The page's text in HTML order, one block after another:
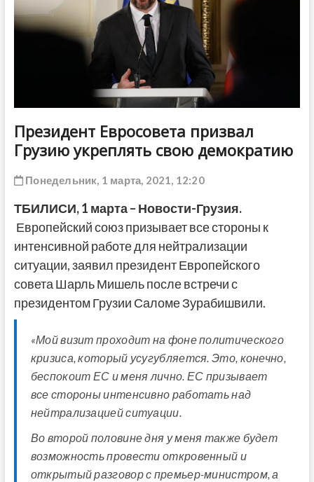
Президент Евросовета призвал
Грузию укреплять свою демократию
Понедельник, 1 марта, 2021, 12:20
ТБИЛИСИ,1 марта– Новости-Грузия.
Европейский союз призывает все стороны к
интенсивной работе для нейтрализации
ситуации, заявил президент Европейского
совета Шарль Мишель после встречи с
президентом Грузии Саломе Зурабишвили.
«Мой визит проходит на фоне политического
кризиса, который усугубляется. Это, конечно,
беспокоит ЕС и меня лично. ЕС призывает
все стороны интенсивно работать над
нейтрализацией ситуации.
Во второй половине дня у меня также будет
возможность провести откровенный и
открытый разговор с премьер-министром, а